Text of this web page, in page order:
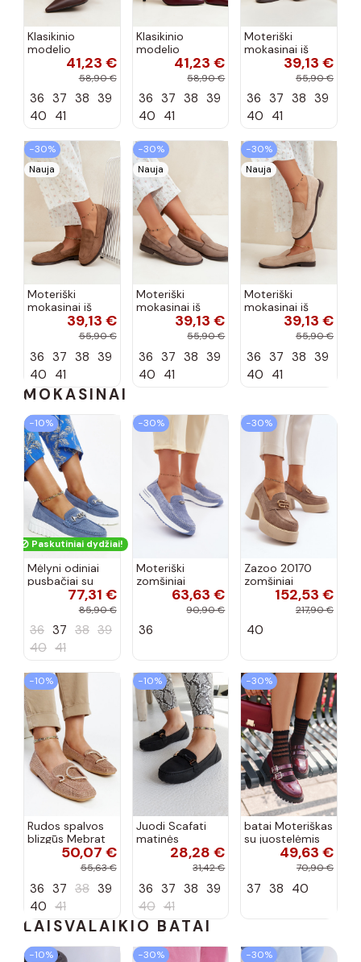
Klasikinio
modelio
aukštakulniai
šokolado
spalvos Nesha
41,23 €
58,90 €
36 37 38 39
40 41
Klasikinio
modelio
aukštakulniai
bordo spalvos
Nesha
41,23 €
58,90 €
36 37 38 39
40 41
Moteriški
mokasinai iš
dirbtinės
zomšos, bordo
39,13 €
55,90 €
36 37 38 39
40 41
−30%
Nauja
Moteriški
mokasinai iš
dirbtinės
zomšos, rudos
39,13 €
55,90 €
36 37 38 39
40 41
−30%
Nauja
Moteriški
mokasinai iš
dirbtinės
zomšos, molio
39,13 €
55,90 €
36 37 38 39
40 41
−30%
Nauja
Moteriški
mokasinai iš
dirbtinės
zomšos, smėlio
39,13 €
55,90 €
36 37 38 39
40 41
MOKASINAI
−10%
Paskutiniai dydžiai!
Mėlyni odiniai
pusbačiai su
dekoratyvine
sagtimi Taija
77,31 €
85,90 €
36 37 38 39
40 41
−30%
Moteriški
zomšiniai
mokasinai
Demela mėlynos
63,63 €
90,90 €
36
−30%
Zazoo 20170
zomšiniai
bateliai su
kulniukais smėlio
152,53 €
217,90 €
40
−10%
Rudos spalvos
blizgūs Mebrat
bateliai50,07 €
55,63 €
36 37 38 39
40 41
−10%
Juodi Scafati
matinės
apdailos bateliai
28,28 €
31,42 €
36 37 38 39
40 41
−30%
batai Moteriškas
su juostelėmis
su lako efektu
bordo spalvos
49,63 €
70,90 €
37 38 40
LAISVALAIKIO BATAI
−10% −30% −30%